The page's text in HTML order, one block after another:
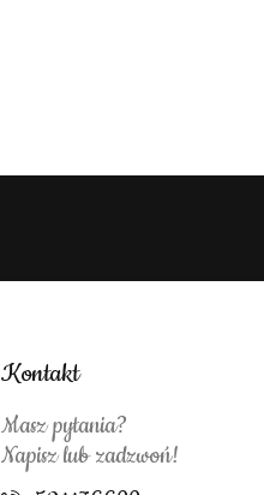
Kontakt
Masz pytania?
Napisz lub zadzwoń!